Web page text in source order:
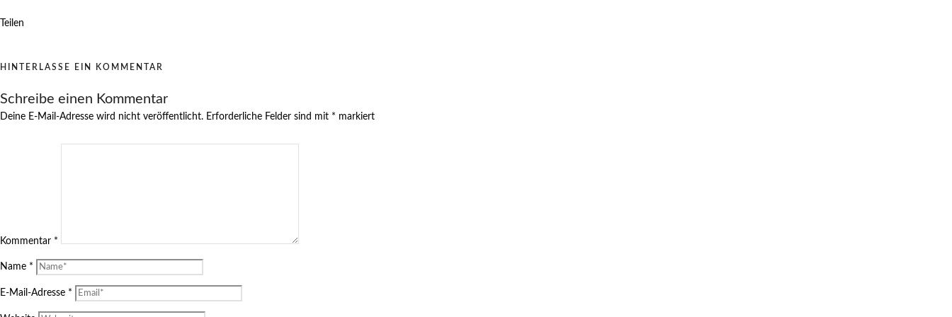
Teilen
HINTERLASSE EIN KOMMENTAR
Schreibe einen Kommentar
Deine E-Mail-Adresse wird nicht veröffentlicht. Erforderliche Felder sind mit * markiert
Kommentar *
Name *
E-Mail-Adresse *